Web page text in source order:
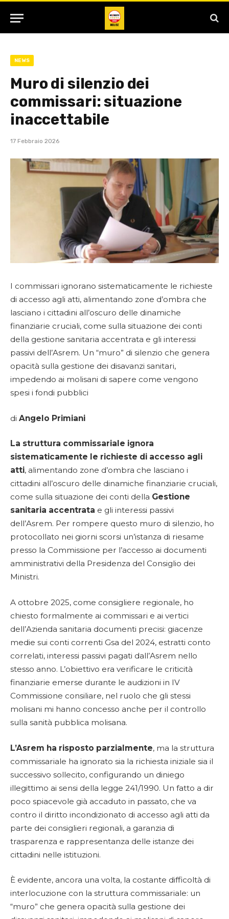
NEWS
Muro di silenzio dei
commissari: situazione
inaccettabile
17 Febbraio 2026
I commissari ignorano sistematicamente le richieste
di accesso agli atti, alimentando zone d’ombra che
lasciano i cittadini all’oscuro delle dinamiche
finanziarie cruciali, come sulla situazione dei conti
della gestione sanitaria accentrata e gli interessi
passivi dell’Asrem. Un “muro” di silenzio che genera
opacità sulla gestione dei disavanzi sanitari,
impedendo ai molisani di sapere come vengono
spesi i fondi pubblici
di Angelo Primiani
La struttura commissariale ignora
sistematicamente le richieste di accesso agli
atti, alimentando zone d’ombra che lasciano i
cittadini all’oscuro delle dinamiche finanziarie cruciali,
come sulla situazione dei conti della Gestione
sanitaria accentrata e gli interessi passivi
dell’Asrem. Per rompere questo muro di silenzio, ho
protocollato nei giorni scorsi un’istanza di riesame
presso la Commissione per l’accesso ai documenti
amministrativi della Presidenza del Consiglio dei
Ministri.
A ottobre 2025, come consigliere regionale, ho
chiesto formalmente ai commissari e ai vertici
dell’Azienda sanitaria documenti precisi: giacenze
medie sui conti correnti Gsa del 2024, estratti conto
correlati, interessi passivi pagati dall’Asrem nello
stesso anno. L’obiettivo era verificare le criticità
finanziarie emerse durante le audizioni in IV
Commissione consiliare, nel ruolo che gli stessi
molisani mi hanno concesso anche per il controllo
sulla sanità pubblica molisana.
L’Asrem ha risposto parzialmente, ma la struttura
commissariale ha ignorato sia la richiesta iniziale sia il
successivo sollecito, configurando un diniego
illegittimo ai sensi della legge 241/1990. Un fatto a dir
poco spiacevole già accaduto in passato, che va
contro il diritto incondizionato di accesso agli atti da
parte dei consiglieri regionali, a garanzia di
trasparenza e rappresentanza delle istanze dei
cittadini nelle istituzioni.
È evidente, ancora una volta, la costante difficoltà di
interlocuzione con la struttura commissariale: un
“muro” che genera opacità sulla gestione dei